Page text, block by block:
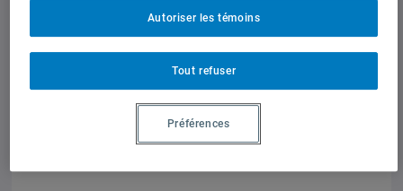
financement ponctuel, catalytique et
tolérant des risques, afin de maintenir la
Trajectoires d’humanitaires ».
Tout refuser
Autoriser les témoins
Préférences